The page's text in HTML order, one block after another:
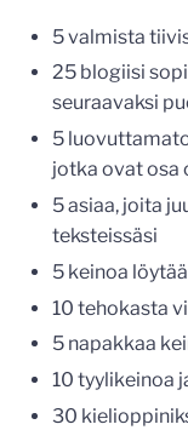
5 valmista
25 blogiisi
seuraavaksi
5
jotka ovat osa
5 asiaa, joita
teksteissäsi
5 keinoa
10 tehokasta
5 napakkaa
10 tyylikeinoa
30